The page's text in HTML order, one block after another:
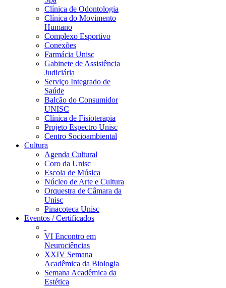
Clínica de Odontologia
Clínica do Movimento
Humano
Complexo Esportivo
Conexões
Farmácia Unisc
Gabinete de Assistência
Judiciária
Serviço Integrado de
Saúde
Balcão do Consumidor
UNISC
Clínica de Fisioterapia
Projeto Espectro Unisc
Centro Socioambiental
Cultura
Agenda Cultural
Coro da Unisc
Escola de Música
Núcleo de Arte e Cultura
Orquestra de Câmara da
Unisc
Pinacoteca Unisc
Eventos / Certificados
VI Encontro em
Neurociências
XXIV Semana
Acadêmica da Biologia
Semana Acadêmica da
Estética